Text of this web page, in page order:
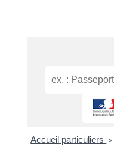
Accueil particuliers >